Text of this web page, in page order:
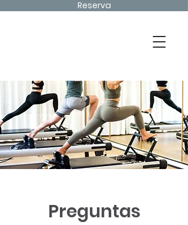
Reserva
Preguntas